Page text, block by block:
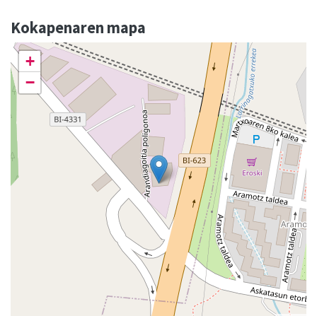
Kokapenaren mapa
+
−